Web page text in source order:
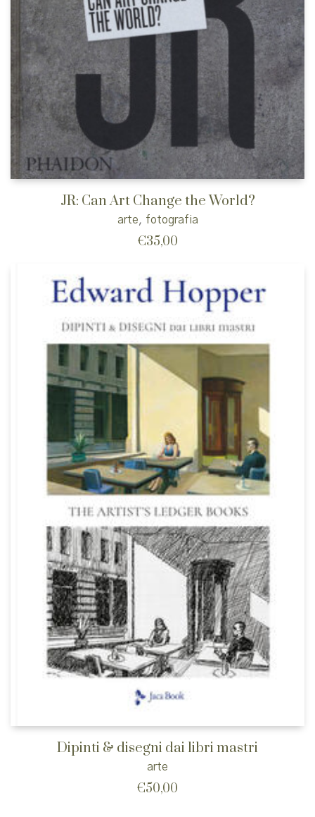
JR: Can Art Change the World?
arte, fotografia
€35,00
Dipinti & disegni dai libri mastri
arte
€50,00